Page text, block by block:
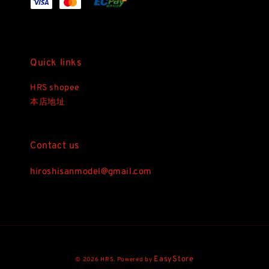
Quick links
HRS shopee
本店地址
Contact us
hiroshisanmodel@gmail.com
© 2026 HRS. Powered by EasyStore